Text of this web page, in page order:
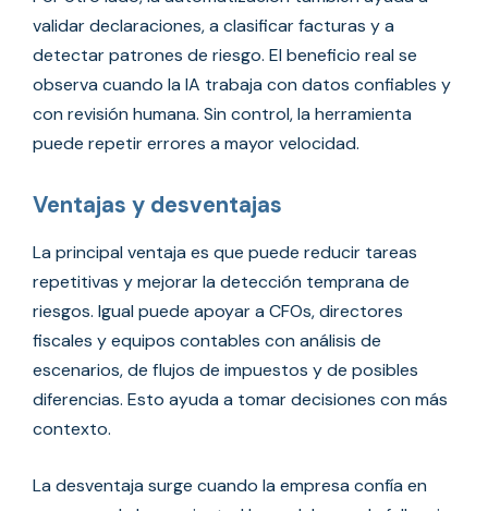
validar declaraciones, a clasificar facturas y a
detectar patrones de riesgo. El beneficio real se
observa cuando la IA trabaja con datos confiables y
con revisión humana. Sin control, la herramienta
puede repetir errores a mayor velocidad.
Ventajas y desventajas
La principal ventaja es que puede reducir tareas
repetitivas y mejorar la detección temprana de
riesgos. Igual puede apoyar a CFOs, directores
fiscales y equipos contables con análisis de
escenarios, de flujos de impuestos y de posibles
diferencias. Esto ayuda a tomar decisiones con más
contexto.
La desventaja surge cuando la empresa confía en